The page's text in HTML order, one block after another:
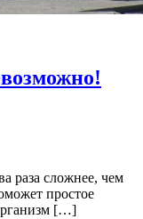
раза сложнее, чем
простое
[…]